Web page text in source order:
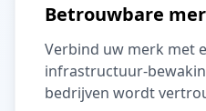
Betrouwbare
Verbind uw merk met
infrastructuur-
bedrijven wordt